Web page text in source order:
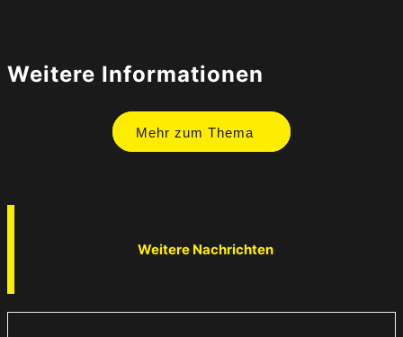
Weitere Informationen
Mehr zum Thema
Weitere Nachrichten